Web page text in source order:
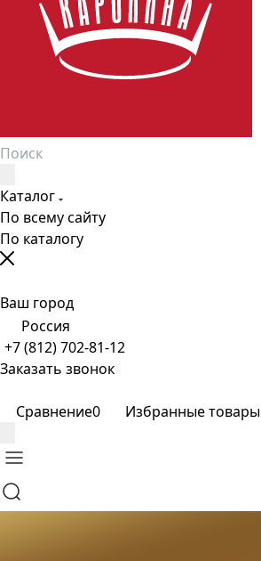
Каталог
По всему сайту
По каталогу
Ваш город
Россия
+7 (812) 702-81-12
Заказать звонок
Сравнение0 Избранные товары